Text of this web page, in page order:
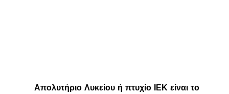
Απολυτήριο Λυκείου ή πτυχίο ΙΕΚ είναι το